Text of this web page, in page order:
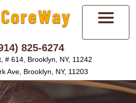
825-6274
# 614, Brooklyn, NY, 11242
Ave, Brooklyn, NY, 11203